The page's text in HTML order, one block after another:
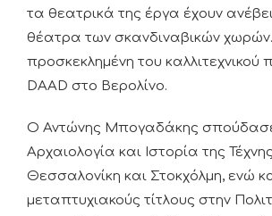
τα θεατρικά της έργα έχουν
θέατρα των σκανδιναβικών χωρών.
προσκεκλημένη του
DAAD στο Βερολίνο.
Ο Αντώνης Μπογαδάκης σπούδασε
Αρχαιολογία και Ιστορία της
Θεσσαλονίκη και Στοκχόλμη, ενώ
μεταπτυχιακούς τίτλους στην